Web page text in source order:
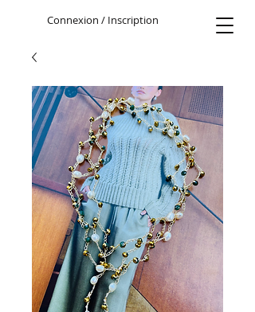
Connexion / Inscription